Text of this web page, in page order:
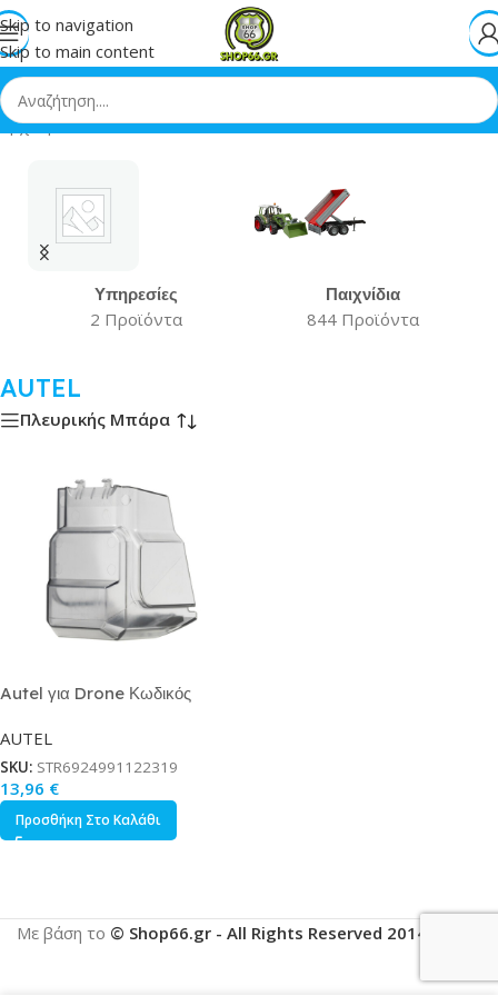
Skip to navigation
Skip to main content
Αρχική»AUTEL
Υπηρεσίες
2 Προϊόντα
Παιχνίδια
844 Προϊόντα
AUTEL
Πλευρικής Μπάρα
Autel για Drone Κωδικός
AUTEL
SKU: STR6924991122319
13,96 €
Προσθήκη Στο Καλάθι
Με βάση το © Shop66.gr - All Rights Reserved 2014-2025